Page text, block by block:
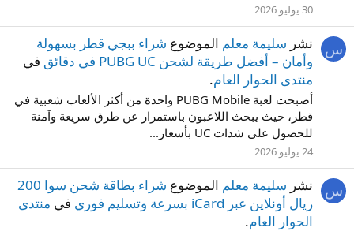
30 يوليو 2026
س نشر سليمة معلم الموضوع شراء ببجي قطر بسهولة
وأمان – أفضل طريقة لشحن PUBG UC في دقائق
في
منتدى الحوار العام.
أصبحت لعبة PUBG Mobile واحدة من أكثر الألعاب شعبية في
قطر، حيث يبحث اللاعبون باستمرار عن طرق سريعة وآمنة
للحصول على شدات UC بأسعار...
24 يوليو 2026
س نشر سليمة معلم الموضوع
شراء بطاقة شحن سوا 200
ريال أونلاين عبر iCard بسرعة وتسليم فوري
في منتدى
الحوار العام.